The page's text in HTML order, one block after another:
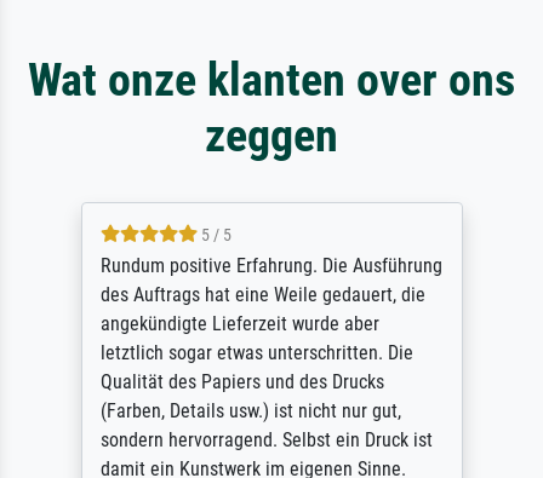
Wat onze klanten over ons
zeggen
5 / 5
Rundum positive Erfahrung. Die Ausführung
des Auftrags hat eine Weile gedauert, die
angekündigte Lieferzeit wurde aber
letztlich sogar etwas unterschritten. Die
Qualität des Papiers und des Drucks
(Farben, Details usw.) ist nicht nur gut,
sondern hervorragend. Selbst ein Druck ist
damit ein Kunstwerk im eigenen Sinne.